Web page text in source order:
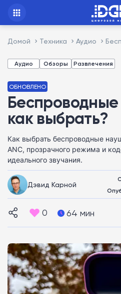
Домой Техника Аудио
Аудио Обзоры Развлечения
ОБНОВЛЕНО
как выбрать?
Как выбрать беспроводные
ANC, прозрачного режима и
идеального звучания.
Дэвид Карной
0 64 мин